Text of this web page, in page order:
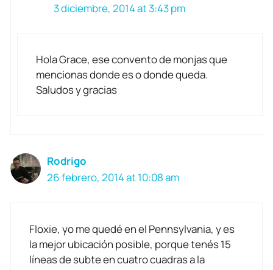
3 diciembre, 2014 at 3:43 pm
Hola Grace, ese convento de monjas que
mencionas donde es o donde queda.
Saludos y gracias
Rodrigo
26 febrero, 2014 at 10:08 am
Floxie, yo me quedé en el Pennsylvania, y es
la mejor ubicación posible, porque tenés 15
líneas de subte en cuatro cuadras a la